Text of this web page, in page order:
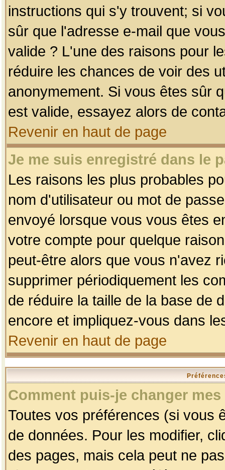
instructions qui s'y trouvent; si
sûr que l'adresse e-mail que
valide ? L'une des raisons pour
réduire les chances de voir des
anonymement. Si vous êtes sûr
est valide, essayez alors de
Revenir en haut de page
Je me suis enregistré dans le
Les raisons les plus probables
nom d'utilisateur ou mot de
envoyé lorsque vous vous êtes
votre compte pour quelque
peut-être alors que vous n'avez
supprimer périodiquement les
de réduire la taille de la base de
encore et impliquez-vous dans
Revenir en haut de page
Comment puis-je changer
Toutes vos préférences (si vous
de données. Pour les modifier,
des pages, mais cela peut ne